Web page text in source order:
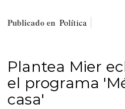
Publicado en Política
Plantea Mier
el programa
casa'